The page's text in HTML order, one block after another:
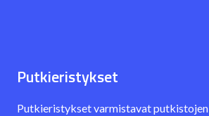
Putkieristykset
Putkieristykset varmistavat putkistojen